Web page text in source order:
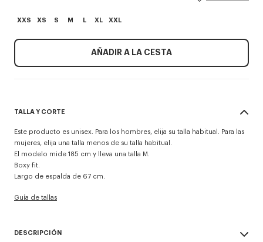
XXS XS S M L XL XXL
AÑADIR A LA CESTA
TALLA Y CORTE
Este producto es unisex. Para los hombres, elija su talla habitual. Para las
mujeres, elija una talla menos de su talla habitual.
El modelo mide 185 cm y lleva una talla M.
Boxy fit.
Largo de espalda de 67 cm.
Guía de tallas
DESCRIPCIÓN